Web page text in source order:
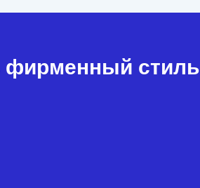
фирменный